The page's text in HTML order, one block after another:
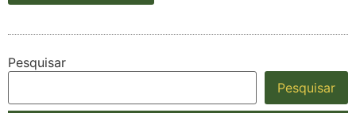
Pesquisar
Pesquisar